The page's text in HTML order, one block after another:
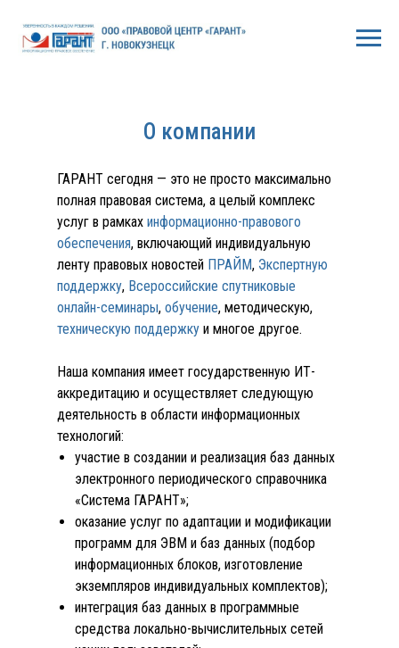
О компании
ГАРАНТ сегодня — это не просто максимально
полная правовая система, а целый комплекс
услуг в рамках информационно-правового
обеспечения, включающий индивидуальную
ленту правовых новостей ПРАЙМ, Экспертную
поддержку, Всероссийские спутниковые
онлайн-семинары, обучение, методическую,
техническую поддержку и многое другое.
Наша компания имеет государственную ИТ-
аккредитацию и осуществляет следующую
деятельность в области информационных
технологий:
участие в создании и реализация баз данных
электронного периодического справочника
«Система ГАРАНТ»;
оказание услуг по адаптации и модификации
программ для ЭВМ и баз данных (подбор
информационных блоков, изготовление
экземпляров индивидуальных комплектов);
интеграция баз данных в программные
средства локально-вычислительных сетей